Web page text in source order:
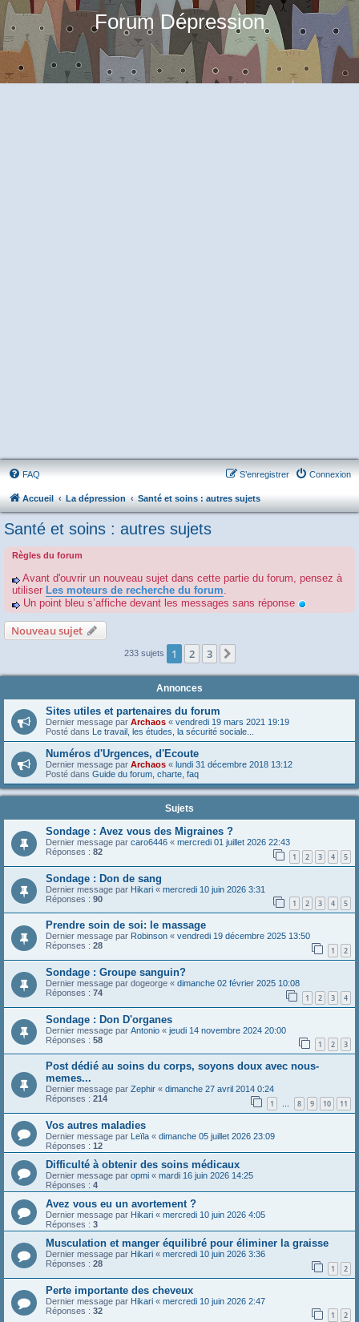
Forum Dépression
FAQ Connexion
S’enregistrer
Accueil La dépression Santé et soins : autres sujets
Santé et soins : autres sujets
Règles du forum
Avant d'ouvrir un nouveau sujet dans cette partie du forum, pensez à
utiliser Les moteurs de recherche du forum.
Un point bleu s’affiche devant les messages sans réponse
Nouveau sujet
233 sujets 1 2 3
Annonces
Sites utiles et partenaires du forum
Dernier message par Archaos « vendredi 19 mars 2021 19:19
Posté dans Le travail, les études, la sécurité sociale...
Numéros d'Urgences, d'Ecoute
Dernier message par Archaos « lundi 31 décembre 2018 13:12
Posté dans Guide du forum, charte, faq
Sujets
Sondage : Avez vous des Migraines ?
Dernier message par caro6446 « mercredi 01 juillet 2026 22:43
Réponses : 82 1 2 3 4 5
Sondage : Don de sang
Dernier message par Hikari « mercredi 10 juin 2026 3:31
Réponses : 90 1 2 3 4 5
Prendre soin de soi: le massage
Dernier message par Robinson « vendredi 19 décembre 2025 13:50
Réponses : 28 1 2
Sondage : Groupe sanguin?
Dernier message par dogeorge « dimanche 02 février 2025 10:08
Réponses : 74 1 2 3 4
Sondage : Don D'organes
Dernier message par Antonio « jeudi 14 novembre 2024 20:00
Réponses : 58 1 2 3
Post dédié au soins du corps, soyons doux avec nous-
memes...
Dernier message par Zephir « dimanche 27 avril 2014 0:24
Réponses : 214 1 … 8 9 10 11
Vos autres maladies
Dernier message par Leïla « dimanche 05 juillet 2026 23:09
Réponses : 12
Difficulté à obtenir des soins médicaux
Dernier message par opmi « mardi 16 juin 2026 14:25
Réponses : 4
Avez vous eu un avortement ?
Dernier message par Hikari « mercredi 10 juin 2026 4:05
Réponses : 3
Musculation et manger équilibré pour éliminer la graisse
Dernier message par Hikari « mercredi 10 juin 2026 3:36
Réponses : 28 1 2
Perte importante des cheveux
Dernier message par Hikari « mercredi 10 juin 2026 2:47
Réponses : 32 1 2